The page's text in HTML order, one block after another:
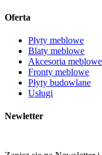
Oferta
Płyty meblowe
Blaty meblowe
Akcesoria meblowe
Fronty meblowe
Płyty budowlane
Usługi
Newletter